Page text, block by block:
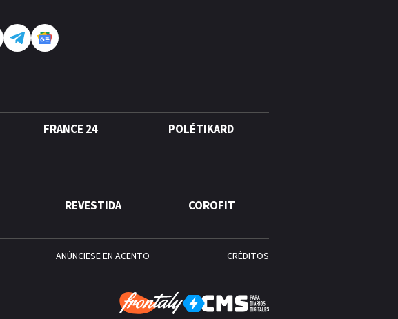
comercio moderno en
mundo? Efemérides del 6 de
FRANCE 24 POLÉTIKARD
REVESTIDA COROFIT
ANÚNCIESE EN ACENTO CRÉDITOS